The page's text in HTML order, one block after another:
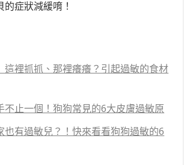
症狀減緩唷！
這裡抓抓、那裡癢癢？引起過敏的食材
不止一個！狗狗常見的6大皮膚過敏原
也有過敏兒？！快來看看狗狗過敏的6